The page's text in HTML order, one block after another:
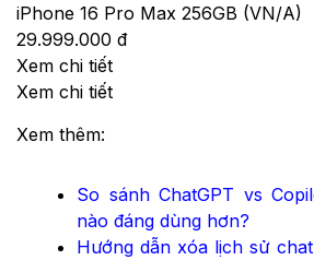
iPhone 16 Pro Max 256GB (VN/A)
29.999.000 đ
Xem chi tiết
Xem chi tiết
Xem thêm:
So sánh ChatGPT vs
nào đáng dùng hơn?
Hướng dẫn xóa lịch sử